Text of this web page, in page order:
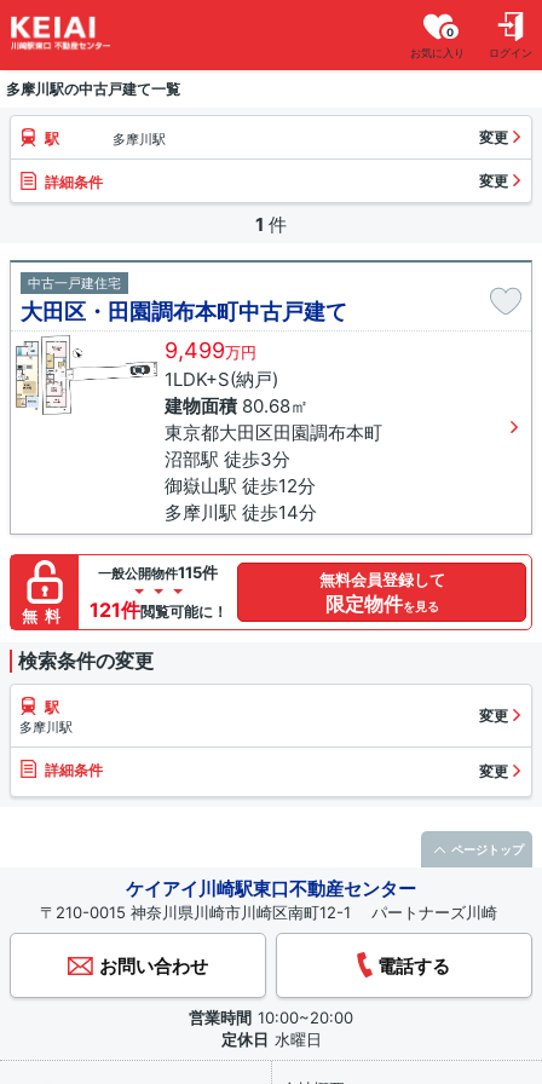
お気に入り
0
ログイン
多摩川駅の中古戸建て一覧
駅 多摩川駅 変更
詳細条件 変更
1 件
中古一戸建住宅
大田区・田園調布本町中古戸建て
9,499万円
1LDK+S(納戸)
建物面積80.68㎡
東京都大田区田園調布本町
沼部駅 徒歩3分
御嶽山駅 徒歩12分
多摩川駅 徒歩14分
無料
一般公開物件115件
121件閲覧可能に！
無料会員登録して
限定物件を見る
検索条件の変更
駅
多摩川駅
変更
詳細条件 変更
ケイアイ川崎駅東口不動産センター
〒210-0015 神奈川県川崎市川崎区南町12-1 パートナーズ川崎
お問い合わせ 電話する
営業時間 10:00~20:00
定休日 水曜日
ページトップ